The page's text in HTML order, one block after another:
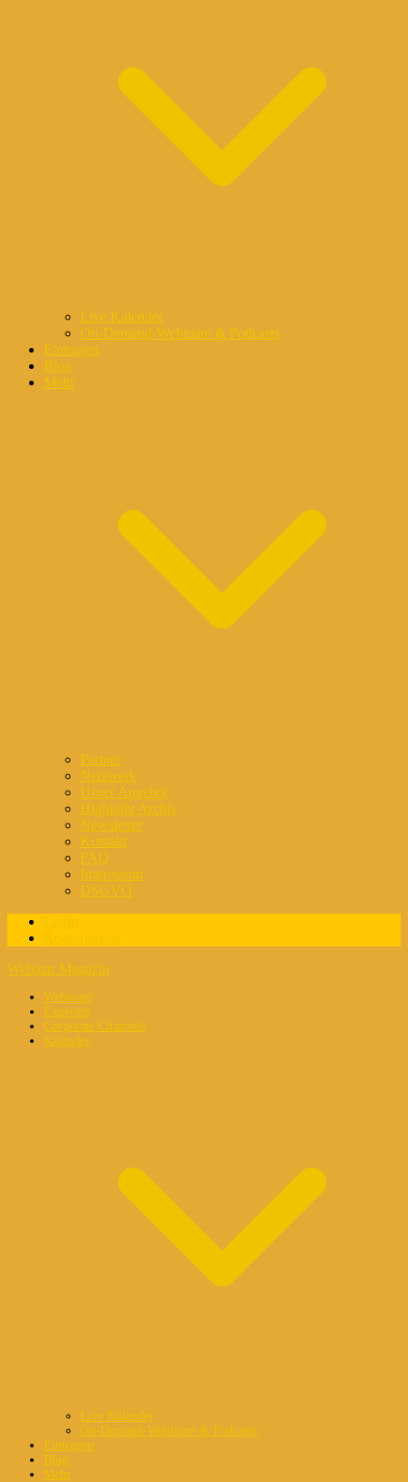
Live Kalender
On-Demand-Webinare & Podcasts
Eintragen
Blog
Mehr
Partner
Netzwerk
Unser Angebot
Highlight Archiv
Newsletter
Kontakt
FAQ
Impressum
DSGVO
Webinar Magazin
Webinare
Experten
Corporate Channels
Kalender
Live Kalender
On-Demand-Webinare & Podcasts
Eintragen
Blog
Mehr